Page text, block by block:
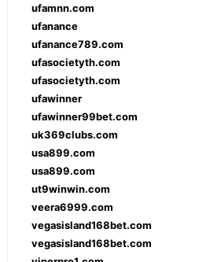
ufamnn.com
ufanance
ufanance789.com
ufasocietyth.com
ufasocietyth.com
ufawinner
ufawinner99bet.com
uk369clubs.com
usa899.com
usa899.com
ut9winwin.com
veera6999.com
vegasisland168bet.com
vegasisland168bet.com